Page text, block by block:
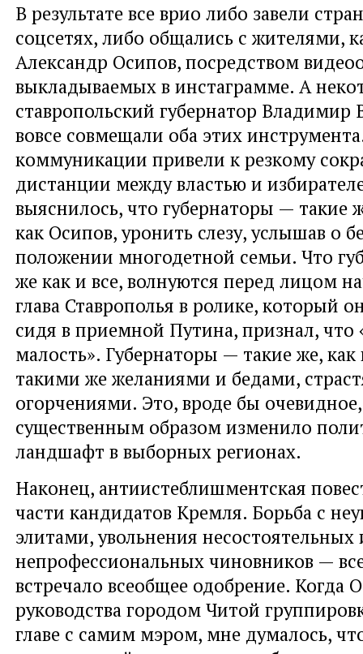
В результате все врио либо завели
соцсетях, либо общались с жителями,
Александр Осипов, посредством
выкладываемых в инстаграмме. А
ставропольский губернатор
вовсе совмещали оба этих
коммуникации привели к резкому
дистанции между властью и
выяснилось, что губернаторы — такие
как Осипов, уронить слезу, услышав о
положении многодетной семьи. Что
же как и все, волнуются перед лицом
глава Ставрополья в ролике, который
сидя в приемной Путина, признал, что
малость». Губернаторы — такие же, как
такими же желаниями и бедами,
огорчениями. Это, вроде бы
существенным образом изменило
ландшафт в выборных регионах.
Наконец, антиистеблишментская
части кандидатов Кремля. Борьба с
элитами, увольнения несостоятельных
непрофессиональных чиновников —
встречало всеобщее одобрение. Когда
руководства городом Читой
главе с самим мэром, мне думалось,